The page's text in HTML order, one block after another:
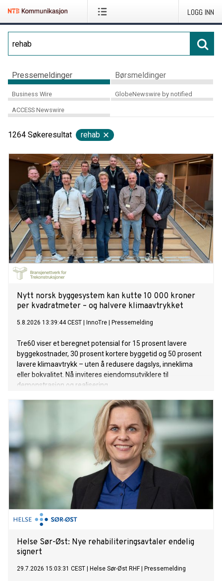
LOGG INN
Pressemeldinger Børsmeldinger
Business Wire GlobeNewswire by notified
ACCESS Newswire
1264 Søkeresultat rehab
Nytt norsk byggesystem kan kutte 10 000 kroner
per kvadratmeter – og halvere klimaavtrykket
5.8.2026 13:39:44 CEST InnoTre Pressemelding
Tre60 viser et beregnet potensial for 15 prosent lavere
byggekostnader, 30 prosent kortere byggetid og 50 prosent
lavere klimaavtrykk – uten å redusere dagslys, inneklima
eller bokvalitet. Nå inviteres eiendomsutviklere til
demonstrasjon og realisering.
Helse Sør-Øst: Nye rehabiliteringsavtaler endelig
signert
29.7.2026 15:03:31 CEST Helse Sør-Øst RHF| Pressemelding